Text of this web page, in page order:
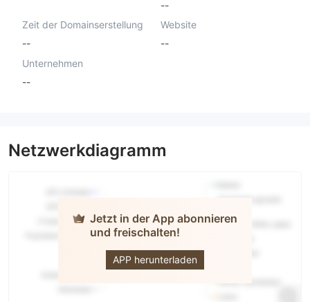
--
Zeit der Domainserstellung
--
Website
--
Unternehmen
--
Netzwerkdiagramm
Jetzt in der App abonnieren
und freischalten!
APP herunterladen
AGlobalTrade